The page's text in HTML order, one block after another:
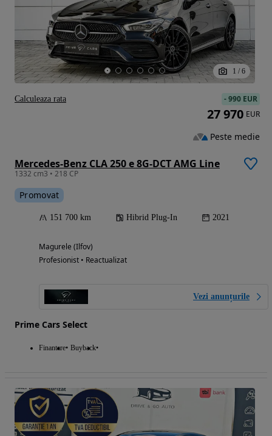
1 / 6
Mercedes-Benz CLA 250 e 8G-DCT AMG Line
1332 cm3 • 218 CP
Promovat
151 700 km Hibrid Plug-In 2021
Magurele (Ilfov)
Profesionist • Reactualizat
Vezi anunțurile
Prime Cars Select
Finantare Buyback
-990 EUR
27 970 EUR
Peste medie
Calculeaza rata